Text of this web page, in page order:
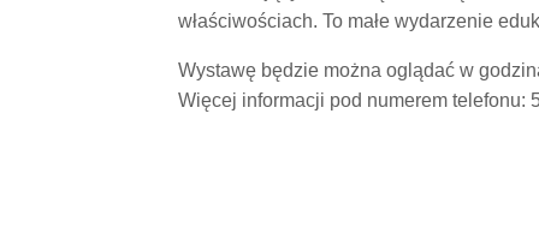
właściwościach. To małe wydarzenie
Wystawę będzie można oglądać w
Więcej informacji pod numerem telefonu: